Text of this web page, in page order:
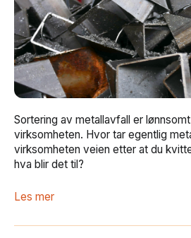
Sortering av metallavfall er
virksomheten. Hvor tar egentlig
virksomheten veien etter at du
hva blir det til?
Les mer